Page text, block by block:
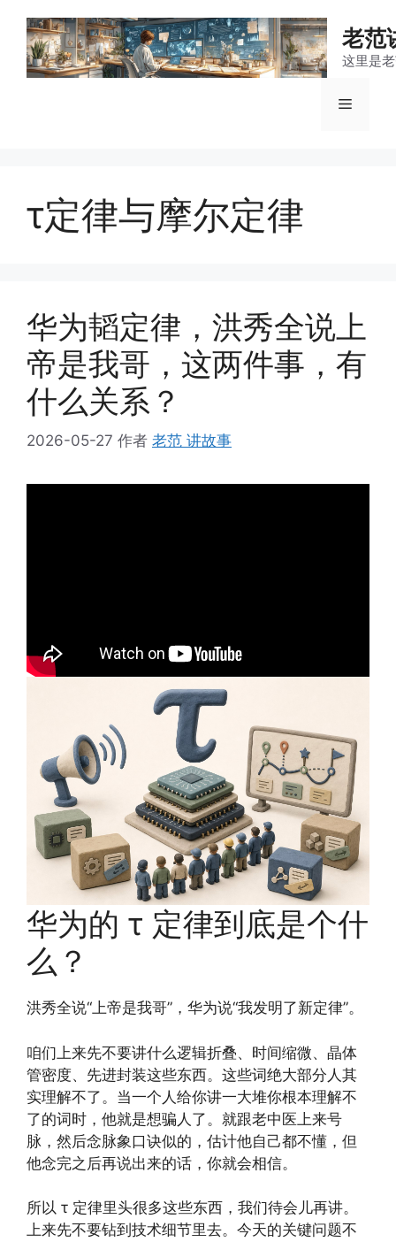
老范
这里是
菜
τ定律与摩尔定律
华为韬定律，洪秀全说上
帝是我哥，这两件事，有
什么关系？
2026-05-27 作者 老范 讲故事
华为的 τ 定律到底是个什
么？
洪秀全说“上帝是我哥”，华为说“我发明了新定律”。
咱们上来先不要讲什么逻辑折叠、时间缩微、晶体
管密度、先进封装这些东西。这些词绝大部分人其
实理解不了。当一个人给你讲一大堆你根本理解不
了的词时，他就是想骗人了。就跟老中医上来号
脉，然后念脉象口诀似的，估计他自己都不懂，但
他念完之后再说出来的话，你就会相信。
所以 τ 定律里头很多这些东西，我们待会儿再讲。
上来先不要钻到技术细节里去。今天的关键问题不